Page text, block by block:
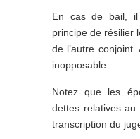
En cas de bail,
principe de résilier
de l’autre
inopposable.
Notez que les
dettes relatives au
transcription du